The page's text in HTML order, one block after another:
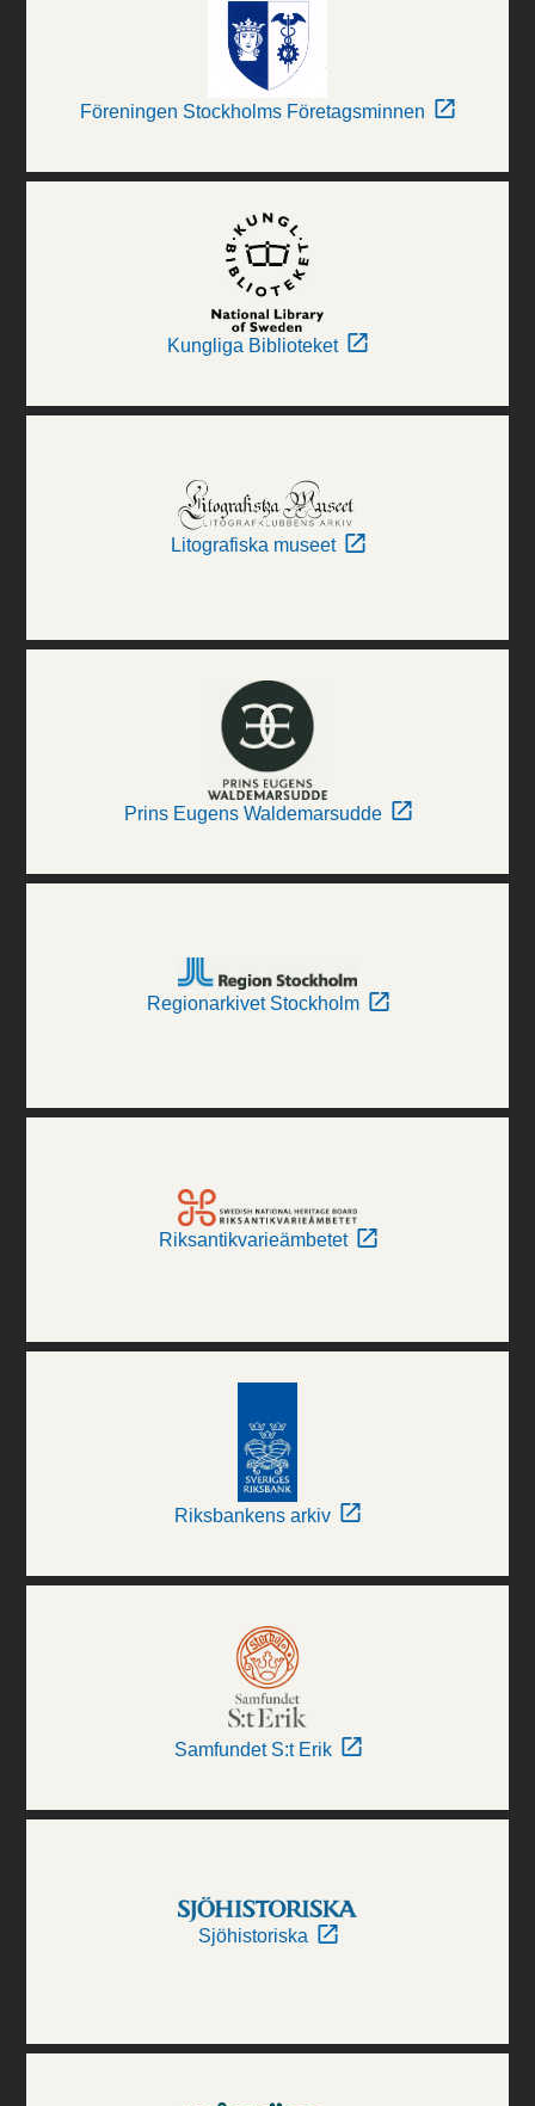
Föreningen Stockholms Företagsminnen
Kungliga Biblioteket
Litografiska museet
Prins Eugens Waldemarsudde
Regionarkivet Stockholm
Riksantikvarieämbetet
Riksbankens arkiv
Samfundet S:t Erik
Sjöhistoriska